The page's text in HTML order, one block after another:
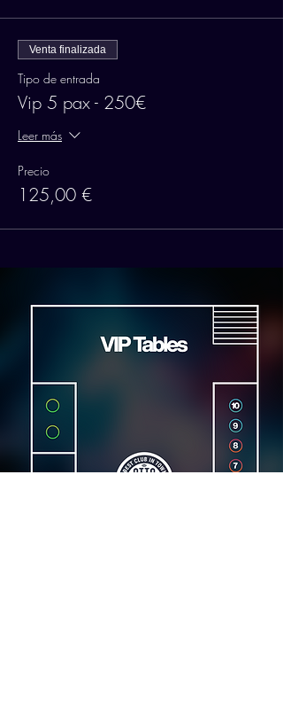
Venta finalizada
Tipo de entrada
Vip 5 pax - 250€
Leer más
Precio
125,00 €